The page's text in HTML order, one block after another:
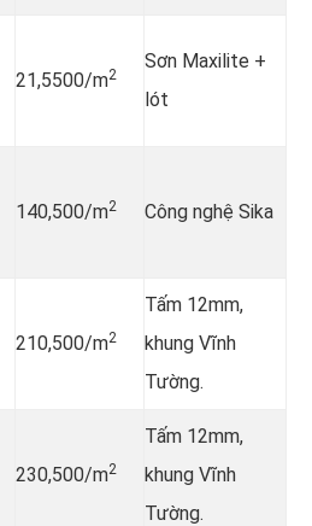
21,5500/m2
Sơn Maxilite +
lót
140,500/m2 Công nghệ Sika
210,500/m2
Tấm 12mm,
khung Vĩnh
Tường.
230,500/m2
Tấm 12mm,
khung Vĩnh
Tường.